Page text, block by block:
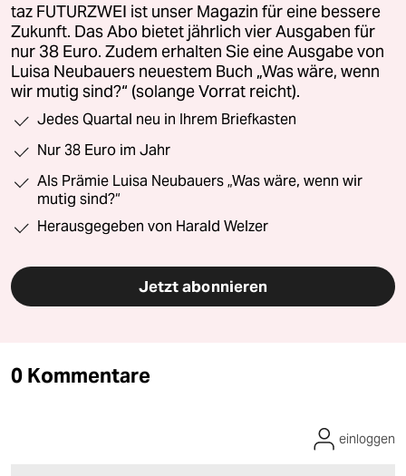
taz FUTURZWEI ist unser Magazin für eine bessere
Zukunft. Das Abo bietet jährlich vier Ausgaben für
nur 38 Euro. Zudem erhalten Sie eine Ausgabe von
Luisa Neubauers neuestem Buch „Was wäre, wenn
wir mutig sind?“ (solange Vorrat reicht).
Jedes Quartal neu in Ihrem Briefkasten
Nur 38 Euro im Jahr
Als Prämie Luisa Neubauers „Was wäre, wenn wir
mutig sind?“
Herausgegeben von Harald Welzer
Jetzt abonnieren
0 Kommentare
einloggen